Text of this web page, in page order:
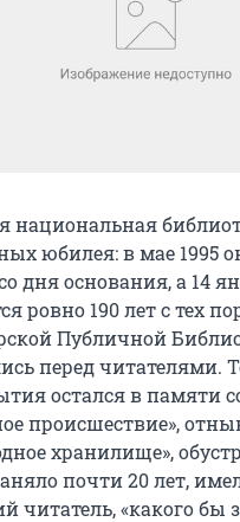
национальная
юбилея: в мае 1995
дня основания, а 14
ровно 190 лет с тех
Публичной
перед читателями.
остался в памяти
происшествие»,
хранилище»,
почти 20 лет,
читатель, «какого бы